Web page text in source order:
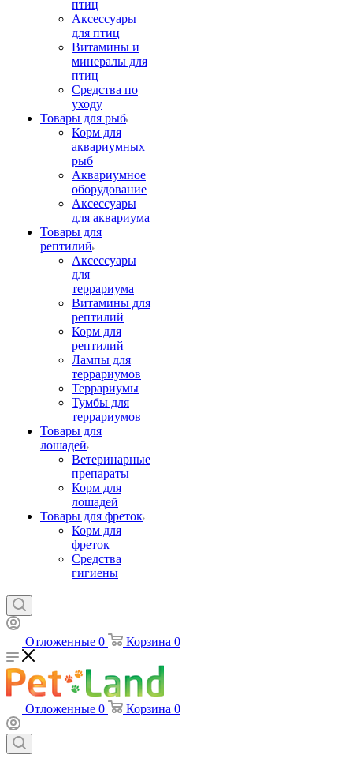
птиц
Аксессуары
для птиц
Витамины и
минералы для
птиц
Средства по
уходу
Товары для рыб
Корм для
аквариумных
рыб
Аквариумное
оборудование
Аксессуары
для аквариума
Товары для
рептилий
Аксессуары
для
террариума
Витамины для
рептилий
Корм для
рептилий
Лампы для
террариумов
Террариумы
Тумбы для
террариумов
Товары для
лошадей
Ветеринарные
препараты
Корм для
лошадей
Товары для фреток
Корм для
фреток
Средства
гигиены
Отложенные 0 Корзина 0
Отложенные 0 Корзина 0